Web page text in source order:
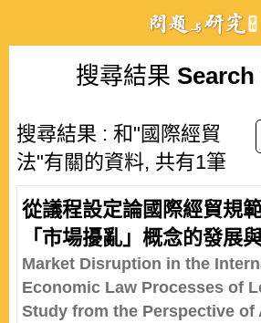
搜尋結果
搜尋結果 : 和"國際經貿
法"有關的資料, 共有1筆
從議程設定論國際經貿規
「市場擾亂」概念的發展
Market Disruption in the
Economic Law Processes of
Study from the Perspective of